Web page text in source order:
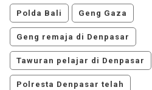
Polda Bali Geng Gaza
Geng remaja di Denpasar
Tawuran pelajar di Denpasar
Polresta Denpasar telah